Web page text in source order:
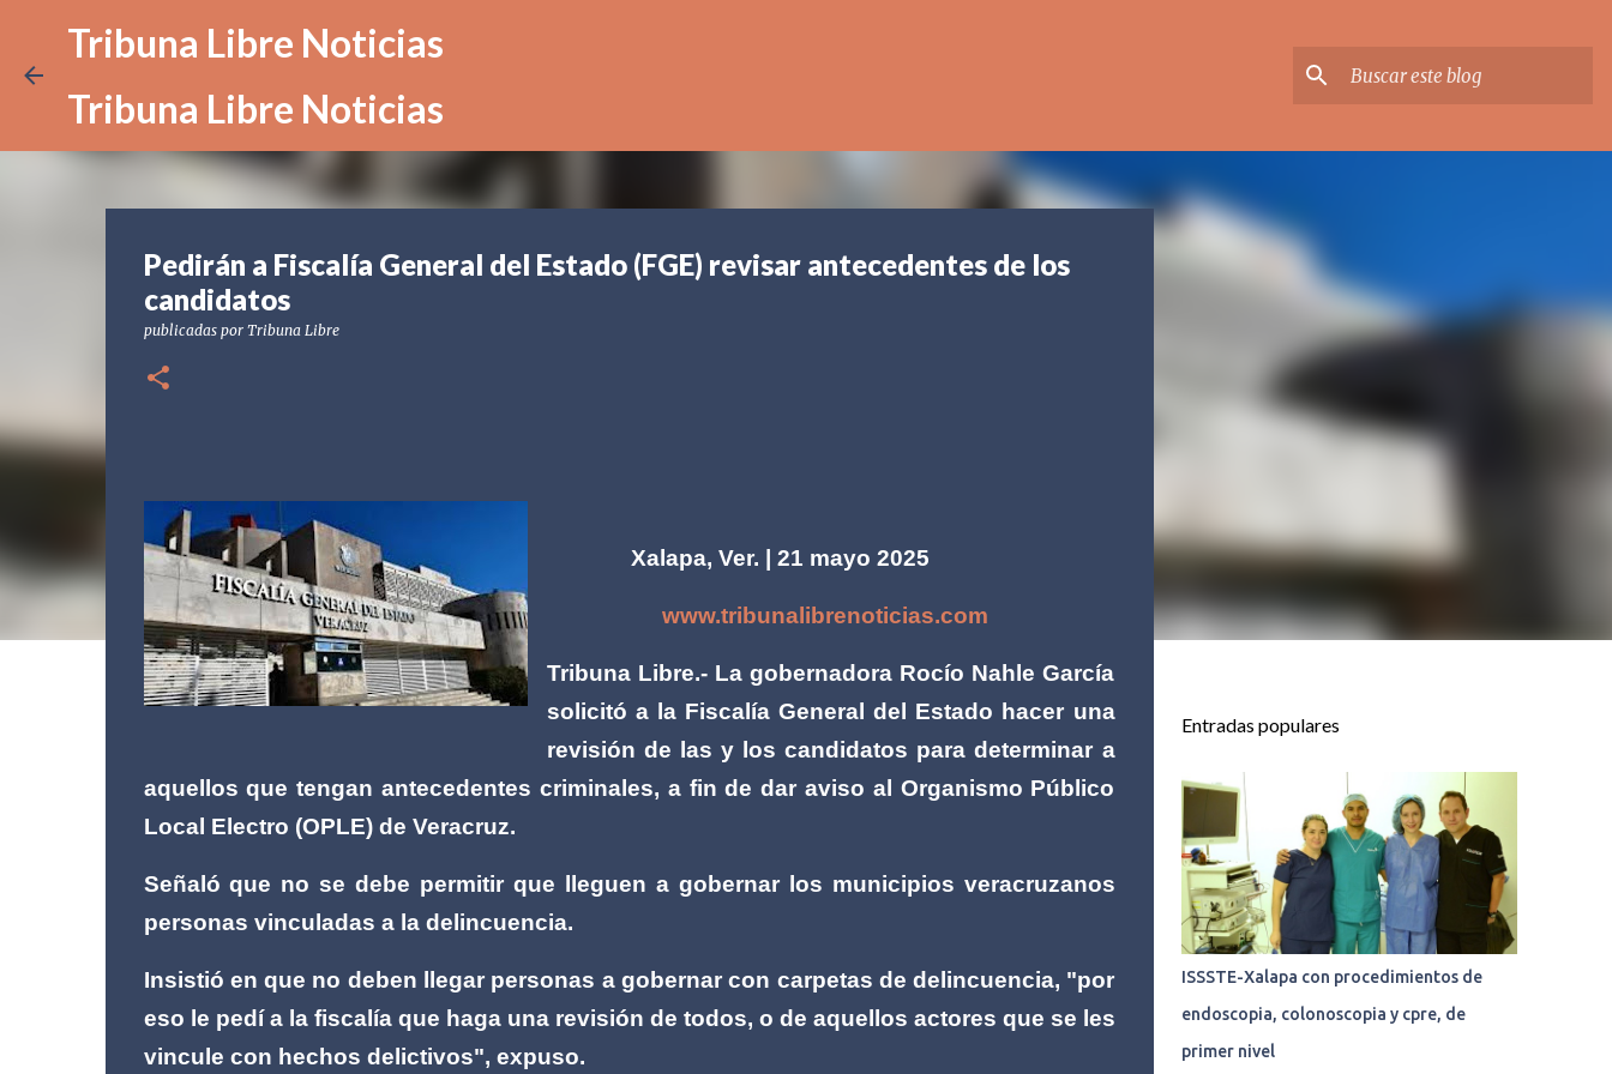
Tribuna Libre Noticias
Tribuna Libre Noticias
Pedirán a Fiscalía General del Estado (FGE) revisar antecedentes de los
candidatos
publicadas por Tribuna Libre
Xalapa, Ver. | 21 mayo 2025
www.tribunalibrenoticias.com
Tribuna Libre.- La gobernadora Rocío Nahle García
solicitó a la Fiscalía General del Estado hacer una
revisión de las y los candidatos para determinar a
aquellos que tengan antecedentes criminales, a fin de dar aviso al Organismo Público
Local Electro (OPLE) de Veracruz.
Señaló que no se debe permitir que lleguen a gobernar los municipios veracruzanos
personas vinculadas a la delincuencia.
Insistió en que no deben llegar personas a gobernar con carpetas de delincuencia, "por
eso le pedí a la fiscalía que haga una revisión de todos, o de aquellos actores que se les
vincule con hechos delictivos", expuso.
Entradas populares
ISSSTE-Xalapa con procedimientos de
endoscopia, colonoscopia y cpre, de
primer nivel